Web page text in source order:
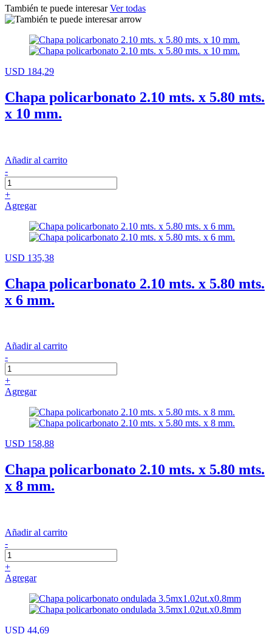
También te puede interesarVer todas
USD 184,29
Chapa policarbonato 2.10 mts. x 5.80 mts.
x 10 mm.
Añadir al carrito
-
+
Agregar
USD 135,38
Chapa policarbonato 2.10 mts. x 5.80 mts.
x 6 mm.
Añadir al carrito
-
+
Agregar
USD 158,88
Chapa policarbonato 2.10 mts. x 5.80 mts.
x 8 mm.
Añadir al carrito
-
+
Agregar
USD 44,69